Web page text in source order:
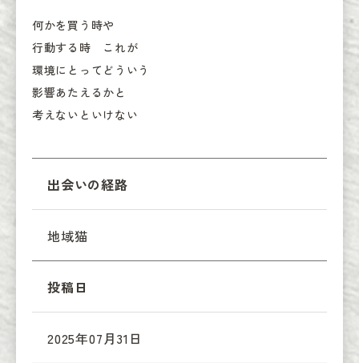
何かを買う時や
行動する時　これが
環境にとってどういう
影響あたえるかと
考えないといけない
出会いの経路
地域猫
投稿日
2025年07月31日